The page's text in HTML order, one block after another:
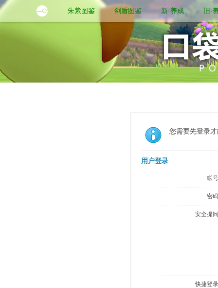
朱紫图鉴 剑盾图鉴 新·养成 旧·
您需要先登录
用户登录
帐
密
安全提
快捷登